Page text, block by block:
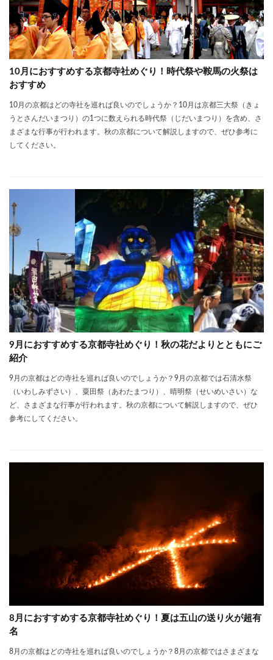
10月におすすめする京都寺社めぐり！時代祭や鞍馬の火祭は
おすすめ
10月の京都はどの寺社を巡れば良いのでしょうか？10月は京都三大祭（きょ
うとさんだいまつり）の1つに数えられる時代祭（じだいまつり）を含め、さ
まざまな行事が行われます。秋の京都について解説しますので、ぜひ参考に
してください。
9月におすすめする京都寺社めぐり！秋の花だよりとともにご
紹介
9月の京都はどの寺社を巡れば良いのでしょうか？9月の京都では石清水祭
（いわしみずさい）、粟田祭（あわたまつり）、晴明祭（せいめいさい）な
ど、さまざまな行事が行われます。秋の京都について解説しますので、ぜひ
参考にしてください。
8月におすすめする京都寺社めぐり！夏は五山の送り火が超有
名
8月の京都はどの寺社を巡れば良いのでしょうか？8月の京都ではさまざまな